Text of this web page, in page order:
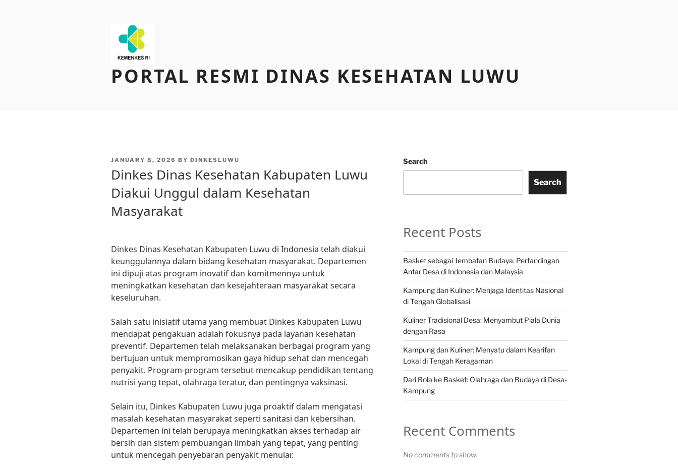
PORTAL RESMI DINAS KESEHATAN LUWU
POSTED
JANUARY 8, 2026 BY DINKESLUWU
Dinkes Dinas Kesehatan Kabupaten Luwu
Diakui Unggul dalam Kesehatan
Masyarakat
Dinkes Dinas Kesehatan Kabupaten Luwu di Indonesia telah diakui
keunggulannya dalam bidang kesehatan masyarakat. Departemen
ini dipuji atas program inovatif dan komitmennya untuk
meningkatkan kesehatan dan kesejahteraan masyarakat secara
keseluruhan.
Salah satu inisiatif utama yang membuat Dinkes Kabupaten Luwu
mendapat pengakuan adalah fokusnya pada layanan kesehatan
preventif. Departemen telah melaksanakan berbagai program yang
bertujuan untuk mempromosikan gaya hidup sehat dan mencegah
penyakit. Program-program tersebut mencakup pendidikan tentang
nutrisi yang tepat, olahraga teratur, dan pentingnya vaksinasi.
Selain itu, Dinkes Kabupaten Luwu juga proaktif dalam mengatasi
masalah kesehatan masyarakat seperti sanitasi dan kebersihan.
Departemen ini telah berupaya meningkatkan akses terhadap air
bersih dan sistem pembuangan limbah yang tepat, yang penting
untuk mencegah penyebaran penyakit menular.
Search
Search
Recent Posts
Basket sebagai Jembatan Budaya: Pertandingan
Antar Desa di Indonesia dan Malaysia
Kampung dan Kuliner: Menjaga Identitas Nasional
di Tengah Globalisasi
Kuliner Tradisional Desa: Menyambut Piala Dunia
dengan Rasa
Kampung dan Kuliner: Menyatu dalam Kearifan
Lokal di Tengah Keragaman
Dari Bola ke Basket: Olahraga dan Budaya di Desa-
Kampung
Recent Comments
No comments to show.